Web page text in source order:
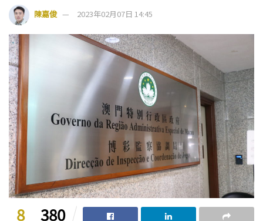
陳嘉俊 2023年02月07日 14:45
8 380